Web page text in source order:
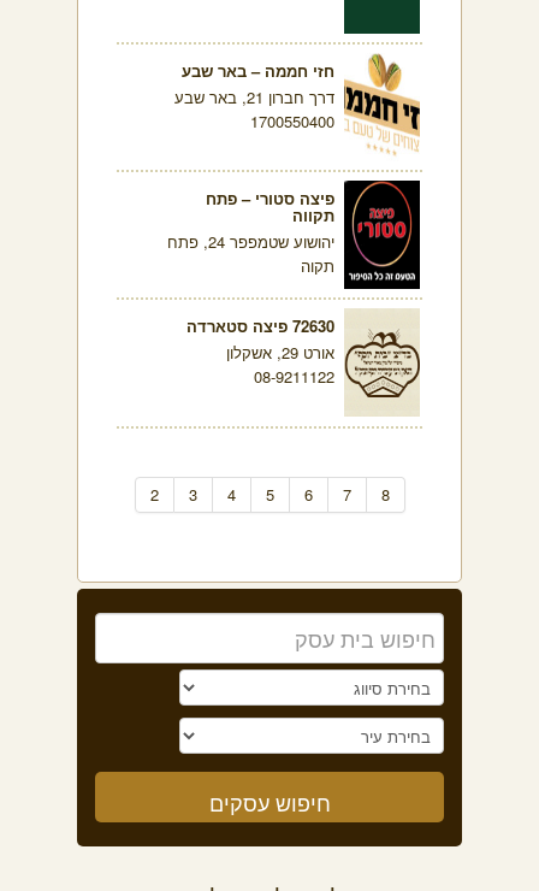
חזי חממה – באר שבע
דרך חברון 21, באר שבע
1700550400
פיצה סטורי – פתח
תקווה
יהושוע שטמפפר 24, פתח
תקוה
72630 פיצה סטארדה
אורט 29, אשקלון
08-9211122
2 3 4 5 6 7 8